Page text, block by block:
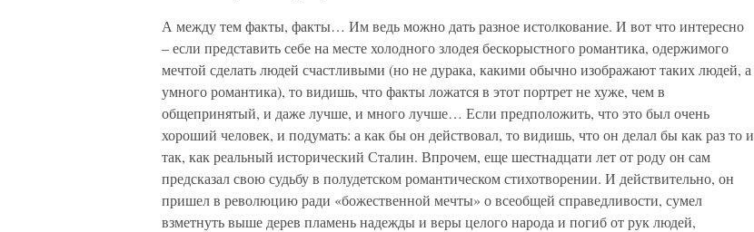
А между тем факты, факты… Им ведь можно дать разное истолкование. И вот что интересно
– если представить себе на месте холодного злодея бескорыстного романтика, одержимого
мечтой сделать людей счастливыми (но не дурака, какими обычно изображают таких людей, а
умного романтика), то видишь, что факты ложатся в этот портрет не хуже, чем в
общепринятый, и даже лучше, и много лучше… Если предположить, что это был очень
хороший человек, и подумать: а как бы он действовал, то видишь, что он делал бы как раз то и
так, как реальный исторический Сталин. Впрочем, еще шестнадцати лет от роду он сам
предсказал свою судьбу в полудетском романтическом стихотворении. И действительно, он
пришел в революцию ради «божественной мечты» о всеобщей справедливости, сумел
взметнуть выше дерев пламень надежды и веры целого народа и погиб от рук людей,